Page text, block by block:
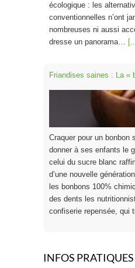
écologique : les
conventionnelles n’ont
nombreuses ni aussi
dresse un panorama…
Friandises saines : La «
Craquer pour un bonbon
donner à ses enfants le
celui du sucre blanc
d’une nouvelle
les bonbons 100%
des dents les
confiserie repensée, qui
INFOS PRATIQUES